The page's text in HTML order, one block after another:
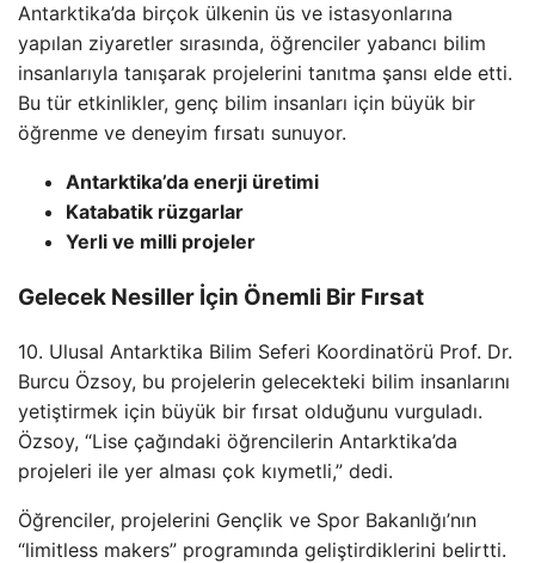
Antarktika’da birçok ülkenin üs ve istasyonlarına
yapılan ziyaretler sırasında, öğrenciler yabancı bilim
insanlarıyla tanışarak projelerini tanıtma şansı elde etti.
Bu tür etkinlikler, genç bilim insanları için büyük bir
öğrenme ve deneyim fırsatı sunuyor.
Antarktika’da enerji üretimi
Katabatik rüzgarlar
Yerli ve milli projeler
Gelecek Nesiller İçin Önemli Bir Fırsat
10. Ulusal Antarktika Bilim Seferi Koordinatörü Prof. Dr.
Burcu Özsoy, bu projelerin gelecekteki bilim insanlarını
yetiştirmek için büyük bir fırsat olduğunu vurguladı.
Özsoy, “Lise çağındaki öğrencilerin Antarktika’da
projeleri ile yer alması çok kıymetli,” dedi.
Öğrenciler, projelerini Gençlik ve Spor Bakanlığı’nın
“limitless makers” programında geliştirdiklerini belirtti.